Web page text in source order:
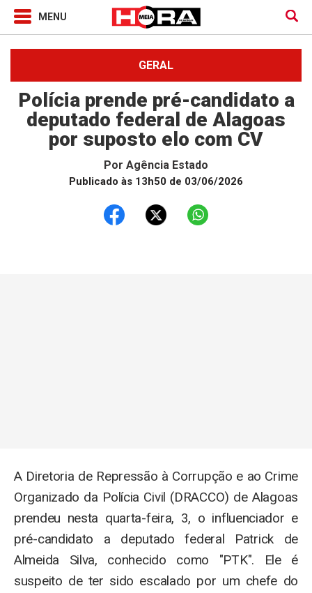
GERAL
Polícia prende pré-candidato a
deputado federal de Alagoas
por suposto elo com CV
Por Agência Estado
Publicado às 13h50 de 03/06/2026
A Diretoria de Repressão à Corrupção e ao Crime
Organizado da Polícia Civil (DRACCO) de Alagoas
prendeu nesta quarta-feira, 3, o influenciador e
pré-candidato a deputado federal Patrick de
Almeida Silva, conhecido como "PTK". Ele é
suspeito de ter sido escalado por um chefe do